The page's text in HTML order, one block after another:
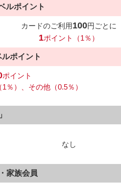
ルポイント
カードのご利用100円ごとに
1ポイント（1％）
ポイント
ポイント
％）、その他（0.5％）
なし
家族会員